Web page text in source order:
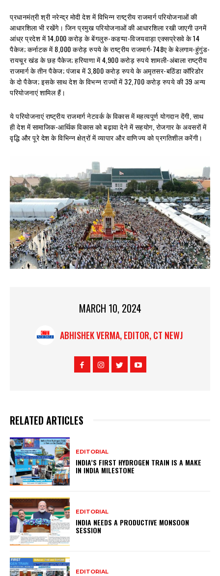
प्रधानमंत्री श्री नरेन्‍द्र मोदी देश में विभिन्न राष्ट्रीय राजमार्ग परियोजनाओं की
आधारशिला भी रखेंगे। जिन प्रमुख परियोजनाओं की आधारशिला रखी जाएगी उनमें
आंध्र प्रदेश में 14,000 करोड़ के बेंगलुरु-कडप्पा-विजयवाड़ा एक्सप्रेसवे के 14
पैकेज; कर्नाटक में 8,000 करोड़ रुपये के राष्ट्रीय राजमार्ग-748ए के बेलगाम-हुंगुंड-
रायचूर खंड के छह पैकेज; हरियाणा में 4,900 करोड़ रुपये शामली-अंबाला राष्‍ट्रीय
राजमार्ग के तीन पैकेज; पंजाब में 3,800 करोड़ रुपये के अमृतसर-बठिंडा कॉरिडोर
के दो पैकेज; इसके साथ देश के विभन्‍न राज्‍यों में 32,700 करोड़ रुपये की 39 अन्य
परियोजनाएं शामिल हैं।
ये परियोजनाएं राष्ट्रीय राजमार्ग नेटवर्क के विकास में महत्वपूर्ण योगदान देंगी, साथ
ही देश में सामाजिक-आर्थिक विकास को बढ़ावा देने में सहयोग, रोजगार के अवसरों में
वृद्धि और पूरे देश के विभिन्‍न क्षेत्रों में व्यापार और वाणिज्य को प्रगतिशील करेंगी।
MARCH 10, 2024
ABHISHEK VERMA, EDITOR, CT NEWJ
RELATED ARTICLES
EDITORIAL
INDIA’S FIRST HYDROGEN TRAIN IS A MAKE
IN INDIA MILESTONE
EDITORIAL
INDIA NEEDS A PRODUCTIVE MONSOON
SESSION
EDITORIAL